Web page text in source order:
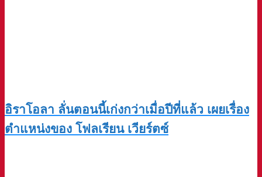
อิราโอลา ลั่นตอนนี้เก่งกว่าเมื่อปีที่แล้ว เผยเรื่อง
ตำแหน่งของ โฟลเรียน เวียร์ตซ์